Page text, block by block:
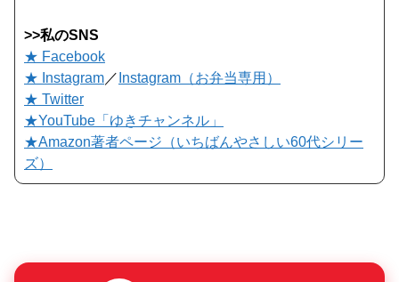
>>私のSNS
★ Facebook
★ Instagram／ Instagram（お弁当専用）
★ Twitter
★YouTube「ゆきチャンネル」
★Amazon著者ページ（いちばんやさしい60代シリー
ズ）